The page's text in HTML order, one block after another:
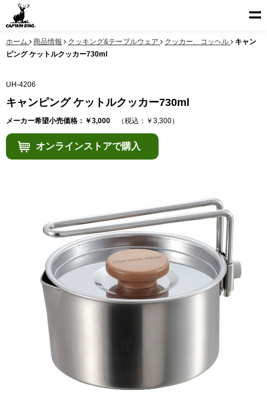
ホーム 商品情報 クッキング&テーブルウェア クッカー、コッヘル
キャン
ピング ケットルクッカー730ml
UH-4206
キャンピング ケットルクッカー730ml
メーカー希望小売価格：￥3,000 （税込：￥3,300）
オンラインストアで購入